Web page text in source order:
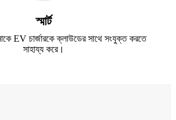
স্মার্ট
EV চার্জারকে ক্লাউডের সাথে সংযুক্ত করতে
সাহায্য করে।